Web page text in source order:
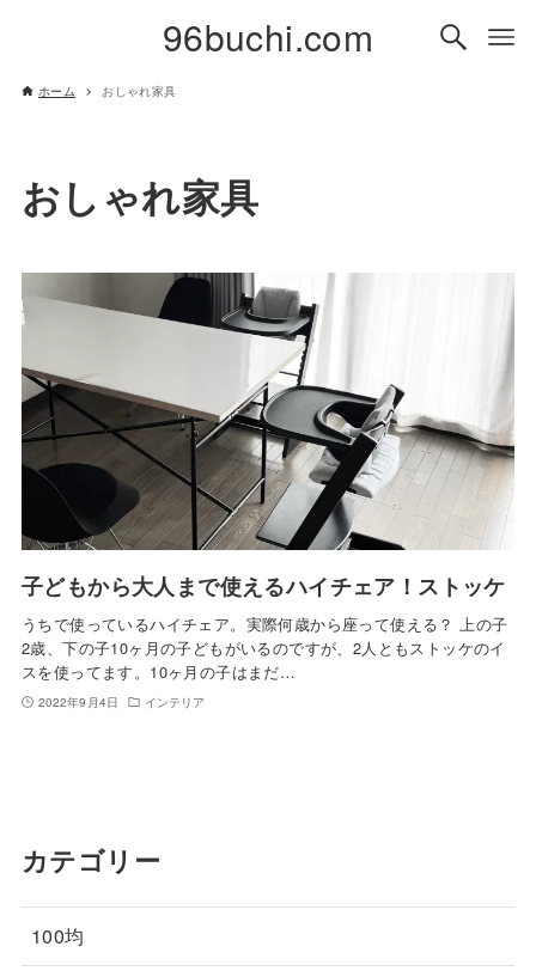
96buchi.com
ホーム おしゃれ家具
おしゃれ家具
子どもから大人まで使えるハイチェア！ストッケ
うちで使っているハイチェア。実際何歳から座って使える？ 上の子
2歳、下の子10ヶ月の子どもがいるのですが、2人ともストッケのイ
スを使ってます。10ヶ月の子はまだ…
2022年9月4日 インテリア
カテゴリー
100均